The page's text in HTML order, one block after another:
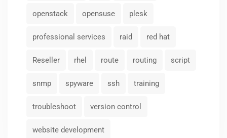
openstack opensuse plesk
professional services raid red hat
Reseller rhel route routing script
snmp spyware ssh training
troubleshoot version control
website development